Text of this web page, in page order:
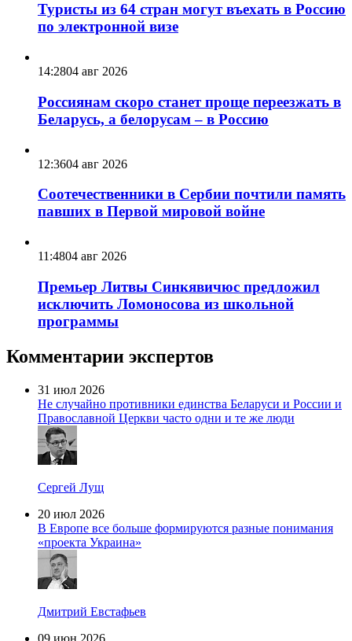
Туристы из 64 стран могут въехать в Россию
по электронной визе
14:2804 авг 2026
Россиянам скоро станет проще переезжать в
Беларусь, а белорусам – в Россию
12:3604 авг 2026
Соотечественники в Сербии почтили память
павших в Первой мировой войне
11:4804 авг 2026
Премьер Литвы Синкявичюс предложил
исключить Ломоносова из школьной
программы
Комментарии экспертов
31 июл 2026
Не случайно противники единства Беларуси и России и
Православной Церкви часто одни и те же люди
Сергей Лущ
20 июл 2026
В Европе все больше формируются разные понимания
«проекта Украина»
Дмитрий Евстафьев
09 июн 2026